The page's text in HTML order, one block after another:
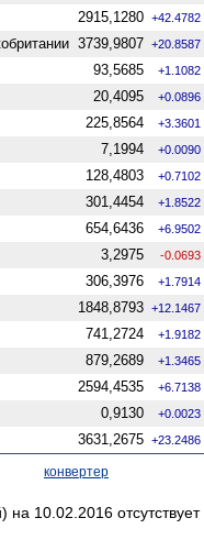
2915,1280 +42.4782
3739,9807 +20.8587
93,5685 +1.1082
20,4095 +0.0896
225,8564 +3.3601
7,1994 +0.0090
128,4803 +0.7102
301,4454 +1.8522
654,6436 +6.9502
3,2975 -0.0693
306,3976 +1.7914
1848,8793 +12.1467
741,2724 +1.9182
879,2689 +1.3465
2594,4535 +6.7138
0,9130 +0.0023
3631,2675 +23.2486
конвертер
10.02.2016 отсутствует